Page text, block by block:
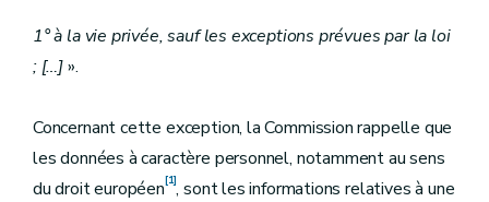
1° à la vie privée, sauf les exceptions prévues par la loi
; […]».
Concernant cette exception, la Commission rappelle que
les données à caractère personnel, notamment au sens
du droit européen[1], sont les informations relatives à une